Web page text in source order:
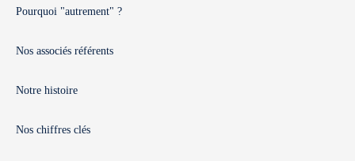
Pourquoi "autrement" ?
Nos associés référents
Notre histoire
Nos chiffres clés